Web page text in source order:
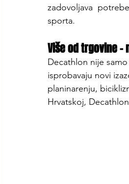
zadovoljava
sporta.
Više od trgovine
Decathlon nije
isprobavaju novi
planinarenju,
Hrvatskoj,